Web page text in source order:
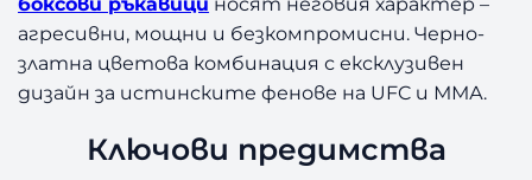
агресивни, мощни и безкомпромисни. Черно-
златна цветова комбинация с ексклузивен
дизайн за истинските фенове на UFC и ММА.
Ключови предимства